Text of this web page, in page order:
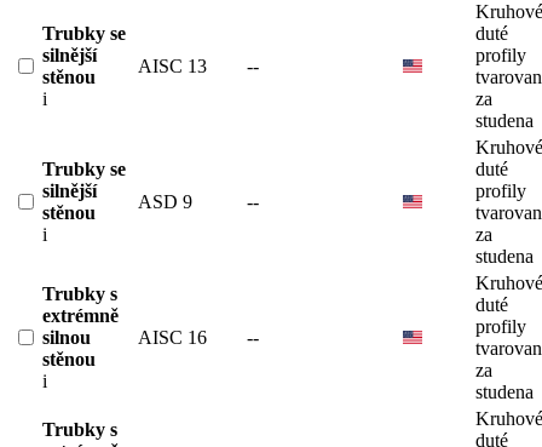
Trubky se
silnější
stěnou
i
AISC 13 --
Kruhové
duté
profily
za
studena
Trubky se
silnější
stěnou
i
ASD 9 --
Kruhové
duté
profily
za
studena
Trubky s
extrémně
silnou
stěnou
i
AISC 16 --
Kruhové
duté
profily
za
studena
Trubky s
Kruhové
duté